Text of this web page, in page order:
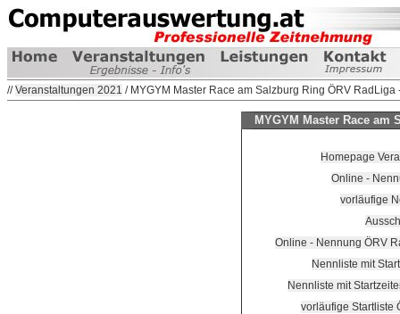
//Veranstaltungen 2021 / MYGYM Master Race am Salzburg Ring ÖRV RadLiga
MYGYM Master Race am
Homepage
Online -
vorläufige
Online - Nennung ÖRV
Nennliste mit
Nennliste mit
vorläufige Startliste